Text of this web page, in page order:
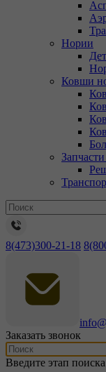
Нории
Ковши
8(473)300-21-18
Заказать звонок
Введите этап